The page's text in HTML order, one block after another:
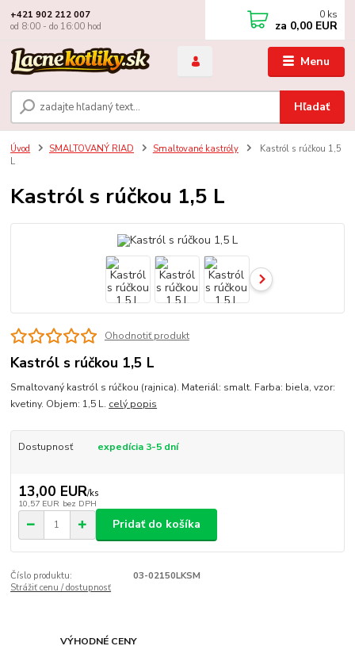
Menu
Hľadať
+421 902 212 007
od 8:00 - do 16:00 hod
0 ks
za 0,00 EUR
Úvod SMALTOVANÝ RIAD Smaltované kastróly
Kastról s rúčkou 1,5
L
Kastról s rúčkou 1,5 L
Ohodnotiť produkt
Kastról s rúčkou 1,5 L
Smaltovaný kastról s rúčkou (rajnica). Materiál: smalt. Farba: biela, vzor:
kvetiny. Objem: 1,5 L. celý popis
Dostupnosť expedícia 3-5 dní
13,00 EUR/ks
10,57 EUR bez DPH
Pridať do košíka
Číslo produktu:
03-02150LKSM
Strážiť cenu / dostupnosť
VÝHODNÉ CENY